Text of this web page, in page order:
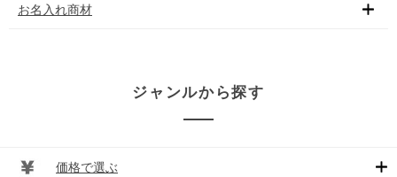
お名入れ商材
ジャンルから探す
価格で選ぶ